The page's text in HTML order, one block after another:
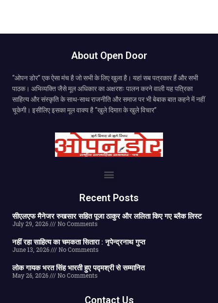
About Open Door
“ओपन डोर” एक ऐसा मंच है जो सभी के लिए खुला है। यहां सब पत्रकार हैं और सभी
पाठक। अभिव्यक्ति जैसे मूल अधिकार का अक्षरशः पालन करने वाली यह पत्रिका
साहित्य और संस्कृति के साथ-साथ राजनीति और समाज पर भी बेबाक बात कहने में नहीं
चूकेगी। इसीलिए इसका मूल वाक्य है “खुले दिमाग़ के खुले विचार”
Recent Posts
सीएलएफ मैनेजर रुखसार सहित पूजा ठाकुर और ललिता किए गए ब्लैक लिस्ट
July 29, 2026 No Comments
नहीं रहा साहित्य का चमकता सितारा : नृपेन्द्रनाथ गुप्त
June 13, 2026 No Comments
लोक गायक भरत सिंह भारती हुए पद्मश्री से सम्मानित
May 26, 2026 No Comments
Contact Us